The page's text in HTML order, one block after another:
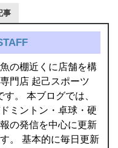
事
の棚近くに店舗を構
門店 起己スポーツ
。 本ブログでは、
ミントン・卓球・硬
の発信を中心に更新
。 基本的に毎日更新